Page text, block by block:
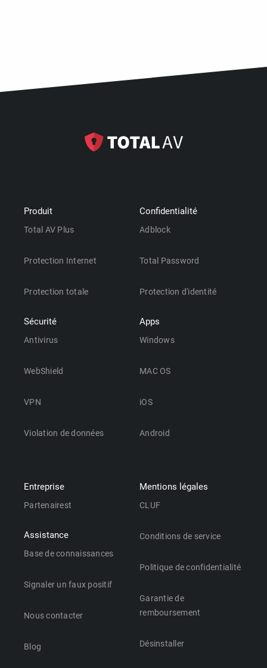
Produit
Total AV Plus
Protection Internet
Protection totale
Sécurité
Antivirus
WebShield
VPN
Violation de données
Confidentialité
Adblock
Total Password
Protection d'identité
Apps
Windows
MAC OS
iOS
Android
Entreprise
Partenairest
Assistance
Base de connaissances
Signaler un faux positif
Nous contacter
Blog
Mentions légales
CLUF
Conditions de service
Politique de confidentialité
Garantie de
remboursement
Désinstaller